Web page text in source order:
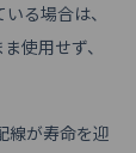
る場合は、
使用せず、
線が寿命を迎